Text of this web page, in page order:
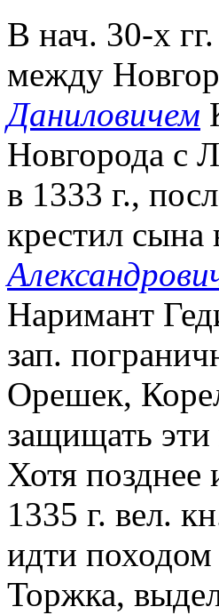
В нач. 30-х
между
Даниловичем
Новгорода с
в 1333 г.,
крестил сына
Наримант
зап.
Орешек,
защищать
Хотя позднее
1335 г. вел.
идти
Торжка,